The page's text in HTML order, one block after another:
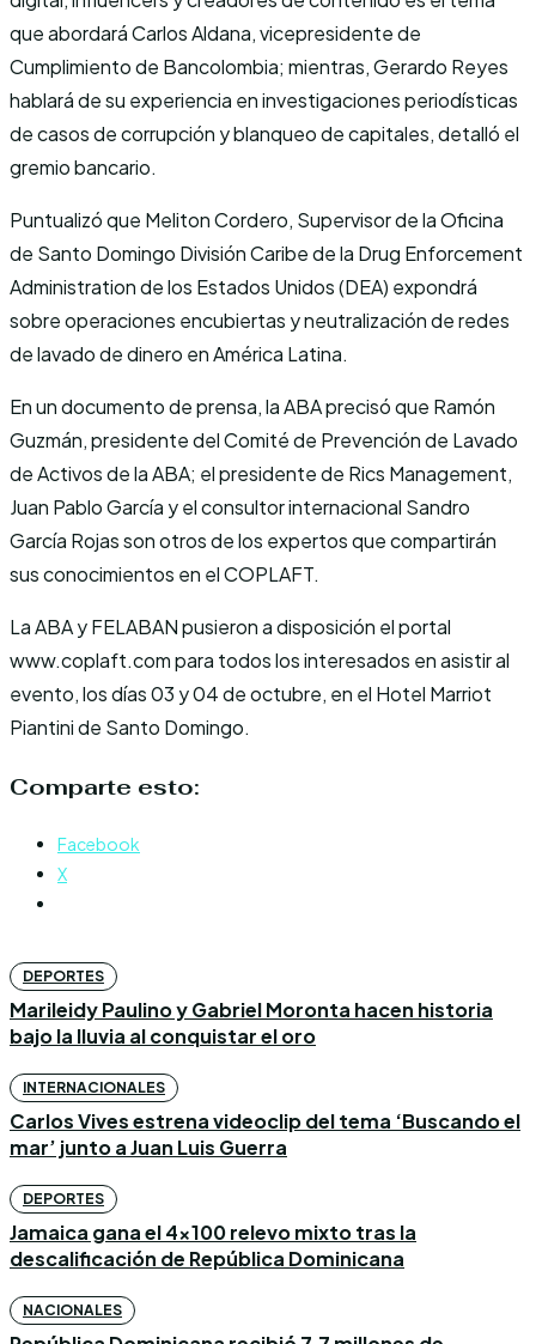
que abordará Carlos Aldana, vicepresidente de
Cumplimiento de Bancolombia; mientras, Gerardo Reyes
hablará de su experiencia en investigaciones periodísticas
de casos de corrupción y blanqueo de capitales, detalló el
gremio bancario.
Puntualizó que Meliton Cordero, Supervisor de la Oficina
de Santo Domingo División Caribe de la Drug Enforcement
Administration de los Estados Unidos (DEA) expondrá
sobre operaciones encubiertas y neutralización de redes
de lavado de dinero en América Latina.
En un documento de prensa, la ABA precisó que Ramón
Guzmán, presidente del Comité de Prevención de Lavado
de Activos de la ABA; el presidente de Rics Management,
Juan Pablo García y el consultor internacional Sandro
García Rojas son otros de los expertos que compartirán
sus conocimientos en el COPLAFT.
La ABA y FELABAN pusieron a disposición el portal
www.coplaft.com para todos los interesados en asistir al
evento, los días 03 y 04 de octubre, en el Hotel Marriot
Piantini de Santo Domingo.
Comparte esto:
Facebook
X
DEPORTES
Marileidy Paulino y Gabriel Moronta hacen historia
bajo la lluvia al conquistar el oro
INTERNACIONALES
Carlos Vives estrena videoclip del tema ‘Buscando el
mar’ junto a Juan Luis Guerra
DEPORTES
Jamaica gana el 4×100 relevo mixto tras la
descalificación de República Dominicana
NACIONALES